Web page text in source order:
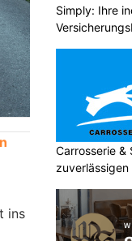
ins
Simply: Ihre
Carrosserie &